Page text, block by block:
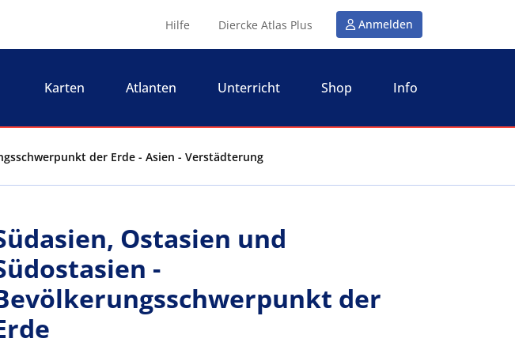
Hilfe Diercke Atlas Plus Anmelden
Karten Atlanten Unterricht Shop Info
der Erde - Asien - Verstädterung
Ostasien und
-
der